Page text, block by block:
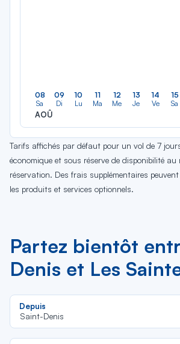
08
Sa
AOÛ
09
Di
10
Lu
11
Ma
12
Me
13
Je
14
Ve
15
Sa
Tarifs affichés par défaut pour un vol de 7
économique et sous réserve de disponibilité au
réservation. Des frais supplémentaires
les produits et services optionnels.
Partez bientôt
Denis et Les
Depuis
Saint-Denis